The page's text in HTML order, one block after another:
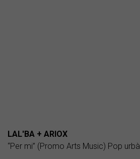
LAL'BA + ARIOX
“Per mi” (Promo Arts Music) Pop urbà